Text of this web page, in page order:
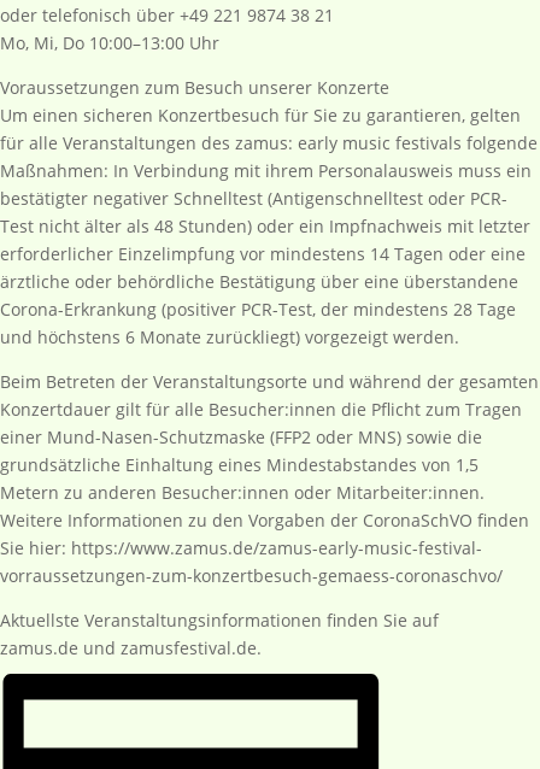
oder telefonisch über +49 221 9874 38 21
Mo, Mi, Do 10:00–13:00 Uhr
Voraussetzungen zum Besuch unserer Konzerte
Um einen sicheren Konzertbesuch für Sie zu garantieren, gelten
für alle Veranstaltungen des zamus: early music festivals folgende
Maßnahmen: In Verbindung mit ihrem Personalausweis muss ein
bestätigter negativer Schnelltest (Antigenschnelltest oder PCR-
Test nicht älter als 48 Stunden) oder ein Impfnachweis mit letzter
erforderlicher Einzelimpfung vor mindestens 14 Tagen oder eine
ärztliche oder behördliche Bestätigung über eine überstandene
Corona-Erkrankung (positiver PCR-Test, der mindestens 28 Tage
und höchstens 6 Monate zurückliegt) vorgezeigt werden.
Beim Betreten der Veranstaltungsorte und während der gesamten
Konzertdauer gilt für alle Besucher:innen die Pflicht zum Tragen
einer Mund-Nasen-Schutzmaske (FFP2 oder MNS) sowie die
grundsätzliche Einhaltung eines Mindestabstandes von 1,5
Metern zu anderen Besucher:innen oder Mitarbeiter:innen.
Weitere Informationen zu den Vorgaben der CoronaSchVO finden
Sie hier: https://www.zamus.de/zamus-early-music-festival-
vorraussetzungen-zum-konzertbesuch-gemaess-coronaschvo/
Aktuellste Veranstaltungsinformationen finden Sie auf
zamus.de und zamusfestival.de.